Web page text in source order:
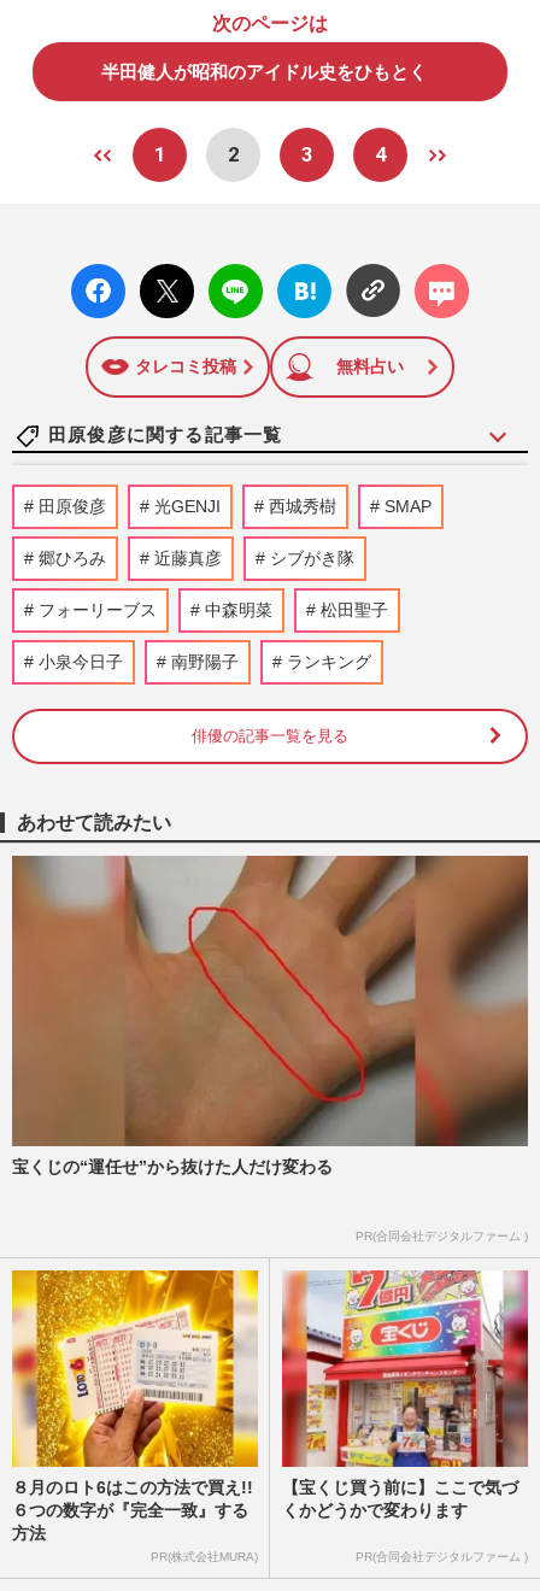
次のページは
半田健人が昭和のアイドル史をひもとく
1 2 3 4
facebo
ok い
X ポス
ト
LINE
はてな
ブック
に追加
コメン
ト
タレコミ投稿 無料占い
田原俊彦に関する記事一覧
『24時間テレビ』全日本仮装大賞チャリテ
ィSPの萩本欽一MCに「もはや老害」「こ
れぞ欽ちゃん節」視聴者から…
週刊女性PRIME
中居正広に国分太一、田原俊彦、山口達也
も…相次ぐベテラン旧ジャニーズの失態
も、なぜアップデートできな…
週刊女性2025年7月29日・8月5日号 2025/7/21
アナへのセクハラ言動が原因…
週刊女性2025年7月15日号 2025/6/30
元TOKIO・国分太一、元SMAP・中居正
広、田原俊彦「アイドルからきちんと卒業
できない」悲しき中年の勘違い
週刊女性PRIME 2025/6/27
田原俊彦、TBS山本恵里伽アナへのセクハ
ラ騒動でNHK“出禁”の可能性 30年前の
失言から再びの“干され危機…
週刊女性PRIME 2025/6/25
田原俊彦 光GENJI 西城秀樹 SMAP
郷ひろみ 近藤真彦 シブがき隊
フォーリーブス 中森明菜 松田聖子
小泉今日子 南野陽子 ランキング
俳優の記事一覧を見る
あわせて読みたい
宝くじの“運任せ”から抜けた人だけ変わる
PR(合同会社デジタルファーム )
８月のロト6はこの方法で買え!!
６つの数字が『完全一致』する
方法
PR(株式会社MURA)
【宝くじ買う前に】ここで気づ
くかどうかで変わります
PR(合同会社デジタルファーム )